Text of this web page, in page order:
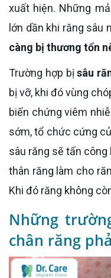
xuất hiện. Những
lớn dần khi răng sâu
càng bị thương tổn
Trường hợp bịsâu
bị vỡ, khi đó vùng
biến chứng viêm
sớm, tổ chức cứng
sâu răng sẽ tấn công
thân răng làm cho
Khi đó răng không
Những
chân răng